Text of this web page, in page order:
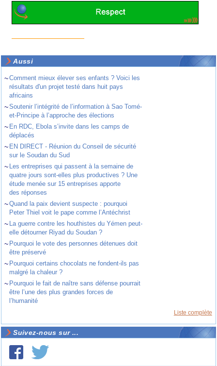
Aussi
~Comment mieux élever ses enfants ? Voici les
résultats d'un projet testé dans huit pays
africains
~Soutenir l’intégrité de l’information à Sao Tomé-
et-Principe à l’approche des élections
~ En RDC, Ebola s’invite dans les camps de
déplacés
~ EN DIRECT - Réunion du Conseil de sécurité
sur le Soudan du Sud
~ Les entreprises qui passent à la semaine de
quatre jours sont-elles plus productives ? Une
étude menée sur 15 entreprises apporte
des réponses
~Quand la paix devient suspecte : pourquoi
Peter Thiel voit le pape comme l’Antéchrist
~ La guerre contre les houthistes du Yémen peut-
elle détourner Riyad du Soudan ?
~ Pourquoi le vote des personnes détenues doit
être préservé
~ Pourquoi certains chocolats ne fondent-ils pas
malgré la chaleur ?
~ Pourquoi le fait de naître sans défense pourrait
être l’une des plus grandes forces de
l’humanité
Liste complète
Suivez-nous sur ...